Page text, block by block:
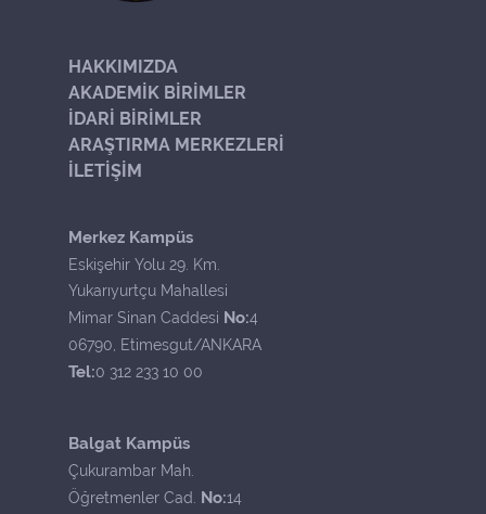
HAKKIMIZDA
AKADEMİK BİRİMLER
İDARİ BİRİMLER
ARAŞTIRMA MERKEZLERİ
İLETİŞİM
Merkez Kampüs
Eskişehir Yolu 29. Km.
Yukarıyurtçu Mahallesi
Mimar Sinan Caddesi No:4
06790, Etimesgut/ANKARA
Tel:0 312 233 10 00
Balgat Kampüs
Çukurambar Mah.
Öğretmenler Cad. No:14